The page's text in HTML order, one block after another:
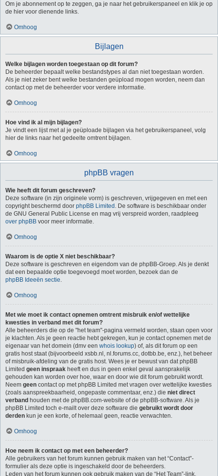
Om je abonnement op te zeggen, ga je naar het gebruikerspaneel en klik je op
de hier voor dienende links.
Omhoog
Bijlagen
Welke bijlagen worden toegestaan op dit forum?
De beheerder bepaalt welke bestandstypes al dan niet toegestaan worden.
Als je niet zeker bent welke bestanden geüpload mogen worden, neem dan
contact op met de beheerder voor verdere informatie.
Omhoog
Hoe vind ik al mijn bijlagen?
Je vindt een lijst met al je geüploade bijlagen via het gebruikerspaneel, volg
hier de links naar het gedeelte omtrent bijlagen.
Omhoog
phpBB vragen
Wie heeft dit forum geschreven?
Deze software (in zijn originele vorm) is geschreven, vrijgegeven en met een
copyright beschermd door phpBB Limited . De software is beschikbaar onder
de GNU General Public License en mag vrij verspreid worden, raadpleeg
over phpBB voor meer informatie.
Omhoog
Waarom is de optie X niet beschikbaar?
Deze software is geschreven en eigendom van de phpBB-Groep. Als je denkt
dat een bepaalde optie toegevoegd moet worden, bezoek dan de
phpBB Ideeën sectie.
Omhoog
Met wie moet ik contact opnemen omtrent misbruik en/of wettelijke
kwesties in verband met dit forum?
Alle beheerders die op de "het team"-pagina vermeld worden, staan open voor
je klachten. Als je geen reactie hebt gekregen, kun je contact opnemen met de
eigenaar van het domein (dmv een whois lookup) of, als dit forum op een
gratis host staat (bijvoorbeeld xsbb.nl, nl.forums.cc, dotbb.be, enz.), het beheer
of misbruik-afdeling van de gratis host. Wees je er bewust van dat phpBB
Limited geen inspraak heeft en dus in geen enkel geval aansprakelijk
gehouden kan worden over hoe, waar en door wie dit forum gebruikt wordt.
Neem geen contact op met phpBB Limited met vragen over wettelijke kwesties
(zoals aanspreekbaarheid, ongepaste commentaar, enz.) die niet direct
verband houden met de phpBB.com-website of de phpBB-software. Als je
phpBB Limited toch e-mailt over deze software die gebruikt wordt door
derden kun je een korte, of helemaal geen, reactie verwachten.
Omhoog
Hoe neem ik contact op met een beheerder?
Alle gebruikers van het forum kunnen gebruik maken van het “Contact”-
formulier als deze optie is ingeschakeld door de beheerders.
Leden van het forum kunnen ook gebruik maken van de “Het Team”-link.